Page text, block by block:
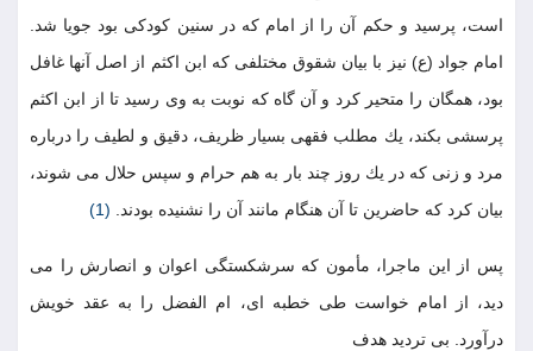
است، پرسيد و حكم آن را از امام كه در سنين كودكى بود جويا شد.
امام جواد (ع) نيز با بيان شقوق مختلفى كه ابن اكثم از اصل آنها غافل
بود، همگان را متحير كرد و آن گاه كه نوبت به وى رسيد تا از ابن اكثم
پرسشى بكند، يك مطلب فقهى بسيار ظريف، دقيق و لطيف را درباره
مرد و زنى كه در يك روز چند بار به هم حرام و سپس حلال مى شوند،
بيان كرد كه حاضرين تا آن هنگام مانند آن را نشنيده بودند. (1)
پس از اين ماجرا، مأمون كه سرشكستگى اعوان و انصارش را مى
ديد، از امام خواست طى خطبه اى، ام الفضل را به عقد خويش
درآورد. بى ترديد هدف